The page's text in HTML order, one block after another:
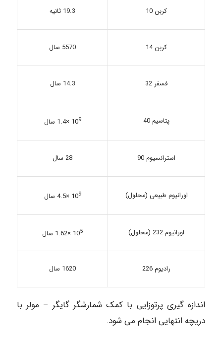
کربن 10 19.3 ثانیه
کربن 14 5570 سال
فسفر 32 14.3 سال
پتاسیم 40 109 ×1.4 سال
استرانسیوم 90 28 سال
اورانیوم طبیعی (محلول) 109 ×4.5 سال
اورانیوم 232 (محلول) 105 ×1.62 سال
رادیوم 226 1620 سال
اندازه گیری پرتوزایی با کمک شمارشگر گایگر – مولر با
دریچه انتهایی انجام می شود.